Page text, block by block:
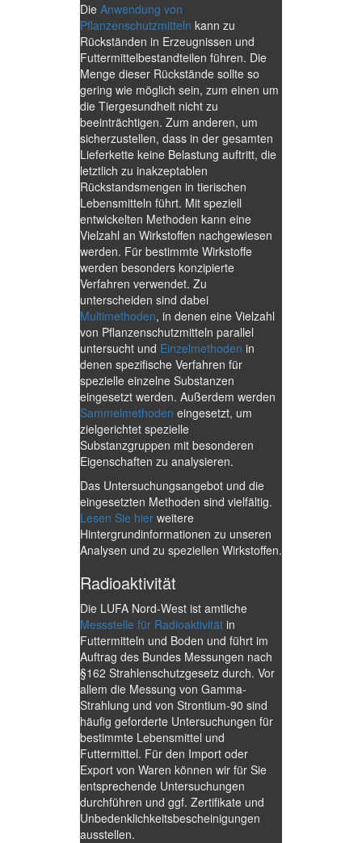
Die Anwendung von
Pflanzenschutzmitteln kann zu
Rückständen in Erzeugnissen und
Futtermittelbestandteilen führen. Die
Menge dieser Rückstände sollte so
gering wie möglich sein, zum einen um
die Tiergesundheit nicht zu
beeinträchtigen. Zum anderen, um
sicherzustellen, dass in der gesamten
Lieferkette keine Belastung auftritt, die
letztlich zu inakzeptablen
Rückstandsmengen in tierischen
Lebensmitteln führt. Mit speziell
entwickelten Methoden kann eine
Vielzahl an Wirkstoffen nachgewiesen
werden. Für bestimmte Wirkstoffe
werden besonders konzipierte
Verfahren verwendet. Zu
unterscheiden sind dabei
Multimethoden, in denen eine Vielzahl
von Pflanzenschutzmitteln parallel
untersucht und Einzelmethoden in
denen spezifische Verfahren für
spezielle einzelne Substanzen
eingesetzt werden. Außerdem werden
Sammelmethoden eingesetzt, um
zielgerichtet spezielle
Substanzgruppen mit besonderen
Eigenschaften zu analysieren.
Das Untersuchungsangebot und die
eingesetzten Methoden sind vielfältig.
Lesen Sie hier weitere
Hintergrundinformationen zu unseren
Analysen und zu speziellen Wirkstoffen.
Radioaktivität
Die LUFA Nord-West ist amtliche
Messstelle für Radioaktivität in
Futtermitteln und Boden und führt im
Auftrag des Bundes Messungen nach
§162 Strahlenschutzgesetz durch. Vor
allem die Messung von Gamma-
Strahlung und von Strontium-90 sind
häufig geforderte Untersuchungen für
bestimmte Lebensmittel und
Futtermittel. Für den Import oder
Export von Waren können wir für Sie
entsprechende Untersuchungen
durchführen und ggf. Zertifikate und
Unbedenklichkeitsbescheinigungen
ausstellen.